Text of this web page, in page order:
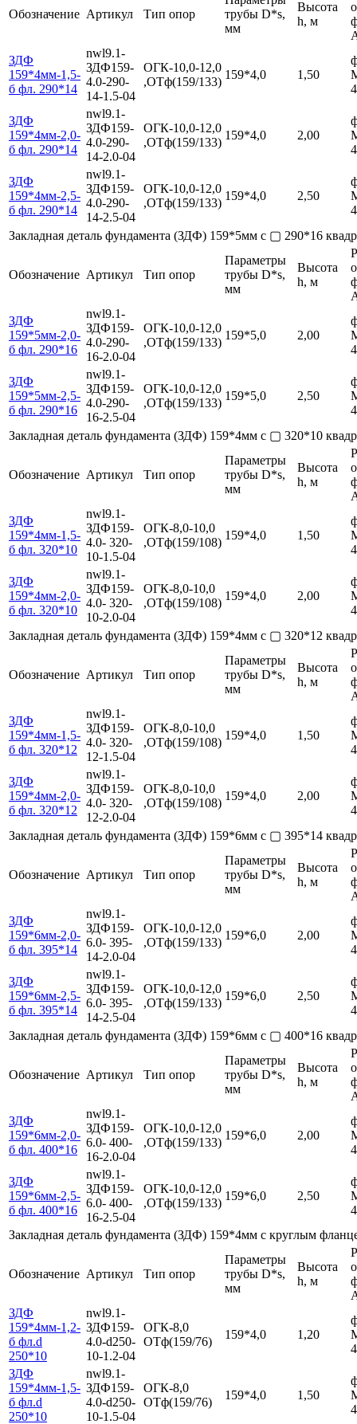
Обозначение Артикул Тип опор
трубы D*s,
мм
Высота
h, м
ЗДФ
159*4мм-1,5-
б фл. 290*14
nwl9.1-
ЗДФ159-
4.0-290-
14-1.5-04
ОГК-10,0-12,0
,ОТф(159/133)
159*4,0 1,50
ЗДФ
159*4мм-2,0-
б фл. 290*14
nwl9.1-
ЗДФ159-
4.0-290-
14-2.0-04
ОГК-10,0-12,0
,ОТф(159/133)
159*4,0 2,00
ЗДФ
159*4мм-2,5-
б фл. 290*14
nwl9.1-
ЗДФ159-
4.0-290-
14-2.5-04
ОГК-10,0-12,0
,ОТф(159/133)
159*4,0 2,50
Закладная деталь фундамента (ЗДФ) 159*5мм с ▢ 290*16
Обозначение Артикул Тип опор
Параметры
трубы D*s,
мм
Высота
h, м
ЗДФ
159*5мм-2,0-
б фл. 290*16
nwl9.1-
ЗДФ159-
4.0-290-
16-2.0-04
ОГК-10,0-12,0
,ОТф(159/133)
159*5,0 2,00
ЗДФ
159*5мм-2,5-
б фл. 290*16
nwl9.1-
ЗДФ159-
4.0-290-
16-2.5-04
ОГК-10,0-12,0
,ОТф(159/133)
159*5,0 2,50
Закладная деталь фундамента (ЗДФ) 159*4мм с ▢ 320*10
Обозначение Артикул Тип опор
Параметры
трубы D*s,
мм
Высота
h, м
ЗДФ
159*4мм-1,5-
б фл. 320*10
nwl9.1-
ЗДФ159-
4.0- 320-
10-1.5-04
ОГК-8,0-10,0
,ОТф(159/108)
159*4,0 1,50
ЗДФ
159*4мм-2,0-
б фл. 320*10
nwl9.1-
ЗДФ159-
4.0- 320-
10-2.0-04
ОГК-8,0-10,0
,ОТф(159/108)
159*4,0 2,00
Закладная деталь фундамента (ЗДФ) 159*4мм с ▢ 320*12
Обозначение Артикул Тип опор
Параметры
трубы D*s,
мм
Высота
h, м
ЗДФ
159*4мм-1,5-
б фл. 320*12
nwl9.1-
ЗДФ159-
4.0- 320-
12-1.5-04
ОГК-8,0-10,0
,ОТф(159/108)
159*4,0 1,50
ЗДФ
159*4мм-2,0-
б фл. 320*12
nwl9.1-
ЗДФ159-
4.0- 320-
12-2.0-04
ОГК-8,0-10,0
,ОТф(159/108)
159*4,0 2,00
Закладная деталь фундамента (ЗДФ) 159*6мм с ▢ 395*14
Обозначение Артикул Тип опор
Параметры
трубы D*s,
мм
Высота
h, м
ЗДФ
159*6мм-2,0-
б фл. 395*14
nwl9.1-
ЗДФ159-
6.0- 395-
14-2.0-04
ОГК-10,0-12,0
,ОТф(159/133)
159*6,0 2,00
ЗДФ
159*6мм-2,5-
б фл. 395*14
nwl9.1-
ЗДФ159-
6.0- 395-
14-2.5-04
ОГК-10,0-12,0
,ОТф(159/133)
159*6,0 2,50
Закладная деталь фундамента (ЗДФ) 159*6мм с ▢ 400*16
Обозначение Артикул Тип опор
Параметры
трубы D*s,
мм
Высота
h, м
ЗДФ
159*6мм-2,0-
б фл. 400*16
nwl9.1-
ЗДФ159-
6.0- 400-
16-2.0-04
ОГК-10,0-12,0
,ОТф(159/133)
159*6,0 2,00
ЗДФ
159*6мм-2,5-
б фл. 400*16
nwl9.1-
ЗДФ159-
6.0- 400-
16-2.5-04
ОГК-10,0-12,0
,ОТф(159/133)
159*6,0 2,50
Закладная деталь фундамента (ЗДФ) 159*4мм с круглым
Обозначение Артикул Тип опор
Параметры
трубы D*s,
мм
Высота
h, м
ЗДФ
159*4мм-1,2-
б фл.d
250*10
nwl9.1-
ЗДФ159-
4.0-d250-
10-1.2-04
ОГК-8,0
ОТф(159/76)
159*4,0 1,20
ЗДФ
159*4мм-1,5-
б фл.d
250*10
nwl9.1-
ЗДФ159-
4.0-d250-
10-1.5-04
ОГК-8,0
ОТф(159/76)
159*4,0 1,50